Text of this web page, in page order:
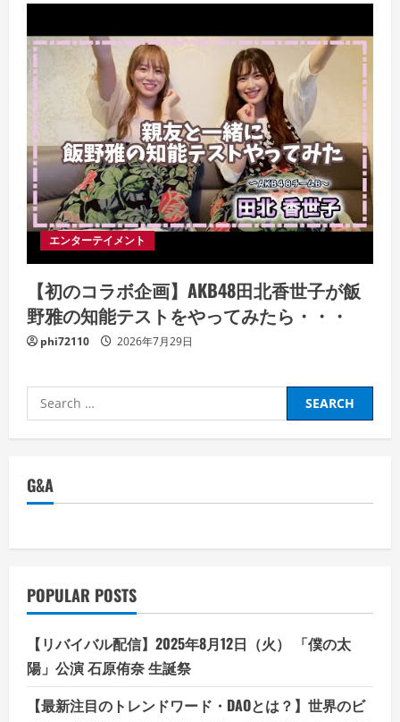
エンターテイメント
【初のコラボ企画】AKB48田北香世子が飯
野雅の知能テストをやってみたら・・・
phi72110 2026年7月29日
Search
for:
G&A
POPULAR POSTS
【リバイバル配信】2025年8月12日（火） 「僕の太
陽」公演 石原侑奈 生誕祭
【最新注目のトレンドワード・DAOとは？】世界のビ